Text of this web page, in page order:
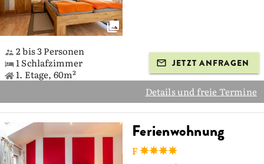
2 bis 3 Personen
1 Schlafzimmer
1. Etage, 60m²
JETZT ANFRAGEN
Details und freie Termine
Ferienwohnung
F